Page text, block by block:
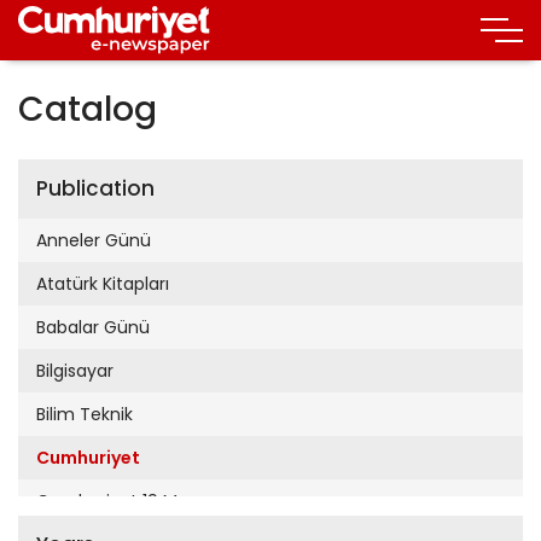
Catalog
Publication
Anneler Günü
Atatürk Kitapları
Babalar Günü
Bilgisayar
Bilim Teknik
Cumhuriyet
Cumhuriyet 19 Mayıs